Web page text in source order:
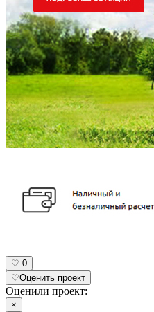
♡ 0
♡Оценить проект
Оценили проект:
×